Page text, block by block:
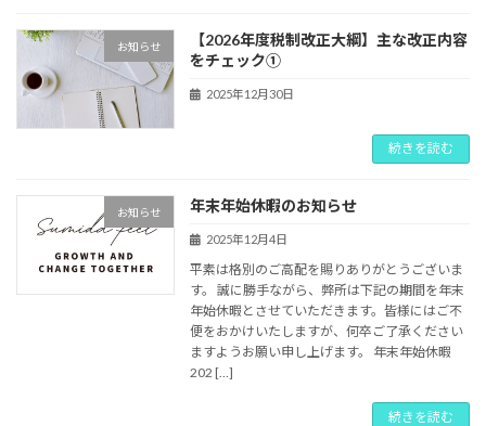
お知らせ
【2026年度税制改正大綱】主な改正内容
をチェック①
2025年12月30日
続きを読む
お知らせ 年末年始休暇のお知らせ
2025年12月4日
平素は格別のご高配を賜りありがとうございま
す。 誠に勝手ながら、弊所は下記の期間を年末
年始休暇とさせていただきます。皆様にはご不
便をおかけいたしますが、何卒ご了承ください
ますようお願い申し上げます。 年末年始休暇
202 […]
続きを読む